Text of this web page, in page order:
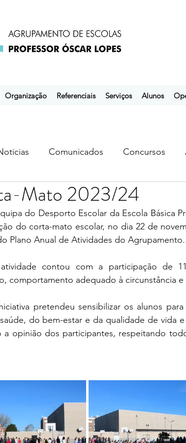
Organização Referenciais Serviços Alunos
Comunicados Concursos
Clubes ebem ebpol
Mato 2023/24
do corta-mato escolar, no dia 22 de
Plano Anual de Atividades do Agrupamento.
comportamento adequado à circunstância
do bem-estar e da qualidade de vida
a opinião dos participantes, respeitando